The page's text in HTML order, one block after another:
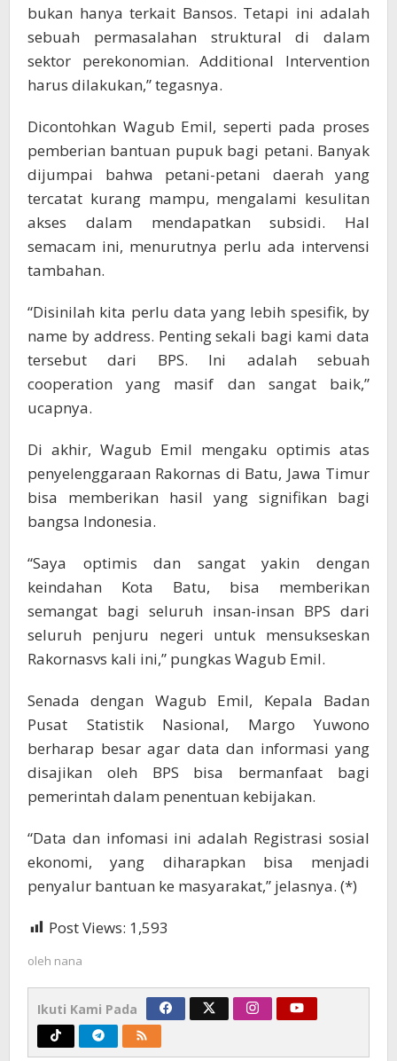
bukan hanya terkait Bansos. Tetapi ini adalah
sebuah permasalahan struktural di dalam
sektor perekonomian. Additional Intervention
harus dilakukan,” tegasnya.
Dicontohkan Wagub Emil, seperti pada proses
pemberian bantuan pupuk bagi petani. Banyak
dijumpai bahwa petani-petani daerah yang
tercatat kurang mampu, mengalami kesulitan
akses dalam mendapatkan subsidi. Hal
semacam ini, menurutnya perlu ada intervensi
tambahan.
“Disinilah kita perlu data yang lebih spesifik, by
name by address. Penting sekali bagi kami data
tersebut dari BPS. Ini adalah sebuah
cooperation yang masif dan sangat baik,”
ucapnya.
Di akhir, Wagub Emil mengaku optimis atas
penyelenggaraan Rakornas di Batu, Jawa Timur
bisa memberikan hasil yang signifikan bagi
bangsa Indonesia.
“Saya optimis dan sangat yakin dengan
keindahan Kota Batu, bisa memberikan
semangat bagi seluruh insan-insan BPS dari
seluruh penjuru negeri untuk mensukseskan
Rakornasvs kali ini,” pungkas Wagub Emil.
Senada dengan Wagub Emil, Kepala Badan
Pusat Statistik Nasional, Margo Yuwono
berharap besar agar data dan informasi yang
disajikan oleh BPS bisa bermanfaat bagi
pemerintah dalam penentuan kebijakan.
“Data dan infomasi ini adalah Registrasi sosial
ekonomi, yang diharapkan bisa menjadi
penyalur bantuan ke masyarakat,” jelasnya. (*)
Post Views: 1,593
oleh nana
Ikuti Kami Pada